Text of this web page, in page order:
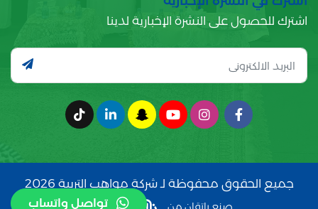
تواصل واتساب
اشترك للحصول على النشرة الإخبارية لدينا
جميع الحقوق محفوظة لـ شركة مواهب التربية 2026
صنع بإتقان من